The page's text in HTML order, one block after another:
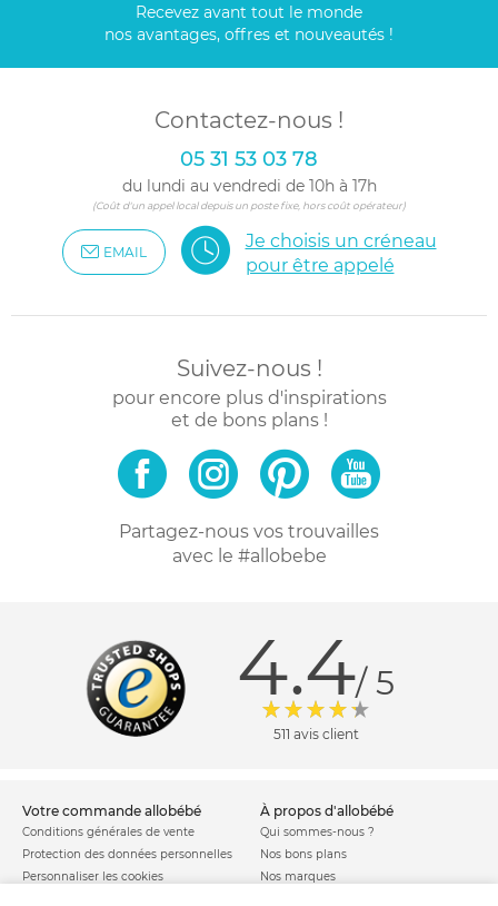
Recevez avant tout le monde
nos avantages, offres et nouveautés !
Contactez-nous !
05 31 53 03 78
du lundi au vendredi de 10h à 17h
(Coût d'un appel local depuis un poste fixe, hors coût opérateur)
EMAIL
Je choisis un créneau
pour être appelé
Suivez-nous !
pour encore plus d'inspirations
et de bons plans !
Partagez-nous vos trouvailles
avec le #allobebe
4.4/ 5
511 avis client
votre commande allobébé
Conditions générales de vente
Protection des données personnelles
Personnaliser les cookies
à propos d'allobébé
Qui sommes-nous ?
Nos bons plans
Nos marques